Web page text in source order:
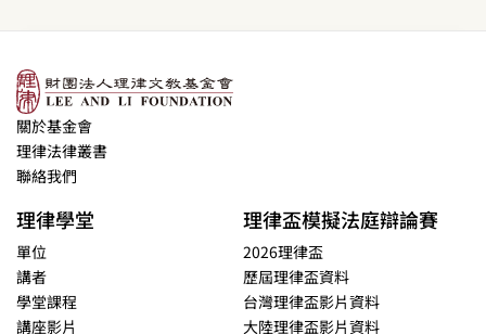
關於基金會
理律法律叢書
聯絡我們
理律學堂
單位
講者
學堂課程
講座影片
理律盃模擬法庭辯論賽
2026理律盃
歷屆理律盃資料
台灣理律盃影片資料
大陸理律盃影片資料